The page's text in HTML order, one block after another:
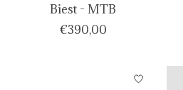
Biest - MTB
€390,00